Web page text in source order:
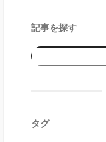
記事を探す
タグ